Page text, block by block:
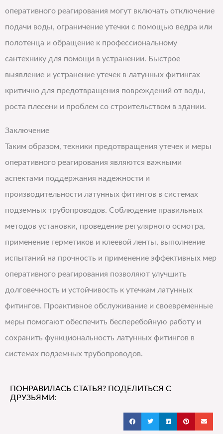
оперативного реагирования могут включать отключение
подачи воды, ограничение утечки с помощью ведра или
полотенца и обращение к профессиональному
сантехнику для помощи в устранении. Быстрое
выявление и устранение утечек в латунных фитингах
критично для предотвращения повреждений от воды,
роста плесени и проблем со строительством в здании.
Заключение
Таким образом, техники предотвращения утечек и меры
оперативного реагирования являются важными
аспектами поддержания надежности и
производительности латунных фитингов в системах
подземных трубопроводов. Соблюдение правильных
методов установки, проведение регулярного осмотра,
применение герметиков и клеевой ленты, выполнение
испытаний на прочность и применение эффективных мер
оперативного реагирования позволяют улучшить
долговечность и устойчивость к утечкам латунных
фитингов. Проактивное обслуживание и своевременные
меры помогают обеспечить бесперебойную работу и
сохранить функциональность латунных фитингов в
системах подземных трубопроводов.
ПОНРАВИЛАСЬ СТАТЬЯ? ПОДЕЛИТЬСЯ С
ДРУЗЬЯМИ: